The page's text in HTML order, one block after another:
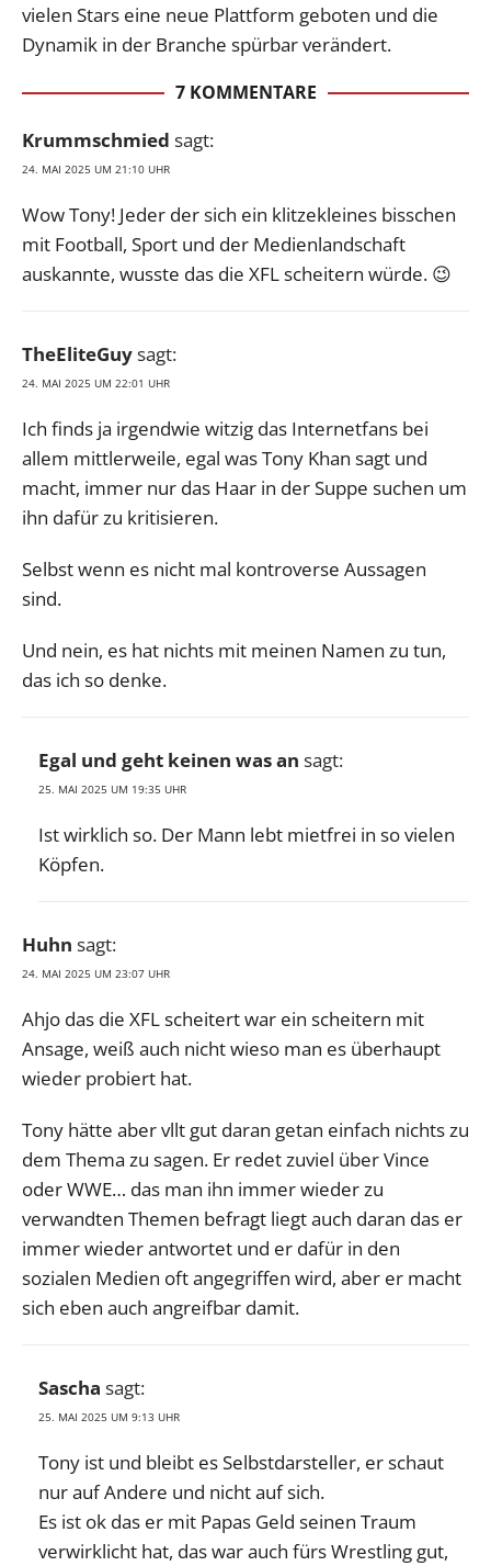
vielen Stars eine neue Plattform geboten und die
Dynamik in der Branche spürbar verändert.
7 KOMMENTARE
Krummschmied sagt:
24. MAI 2025 UM 21:10 UHR
Wow Tony! Jeder der sich ein klitzekleines bisschen
mit Football, Sport und der Medienlandschaft
auskannte, wusste das die XFL scheitern würde. 😉
TheEliteGuysagt:
24. MAI 2025 UM 22:01 UHR
Ich finds ja irgendwie witzig das Internetfans bei
allem mittlerweile, egal was Tony Khan sagt und
macht, immer nur das Haar in der Suppe suchen um
ihn dafür zu kritisieren.
Selbst wenn es nicht mal kontroverse Aussagen
sind.
Und nein, es hat nichts mit meinen Namen zu tun,
das ich so denke.
Egal und geht keinen was an sagt:
25. MAI 2025 UM 19:35 UHR
Ist wirklich so. Der Mann lebt mietfrei in so vielen
Köpfen.
Huhn sagt:
24. MAI 2025 UM 23:07 UHR
Ahjo das die XFL scheitert war ein scheitern mit
Ansage, weiß auch nicht wieso man es überhaupt
wieder probiert hat.
Tony hätte aber vllt gut daran getan einfach nichts zu
dem Thema zu sagen. Er redet zuviel über Vince
oder WWE… das man ihn immer wieder zu
verwandten Themen befragt liegt auch daran das er
immer wieder antwortet und er dafür in den
sozialen Medien oft angegriffen wird, aber er macht
sich eben auch angreifbar damit.
Sascha sagt:
25. MAI 2025 UM 9:13 UHR
Tony ist und bleibt es Selbstdarsteller, er schaut
nur auf Andere und nicht auf sich.
Es ist ok das er mit Papas Geld seinen Traum
verwirklicht hat, das war auch fürs Wrestling gut,